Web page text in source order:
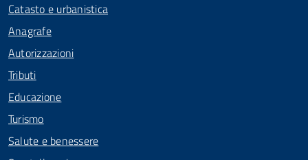
Catasto e urbanistica
Anagrafe
Autorizzazioni
Tributi
Educazione
Turismo
Salute e benessere